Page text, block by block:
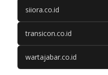
siiora.co.id
transicon.co.id
wartajabar.co.id